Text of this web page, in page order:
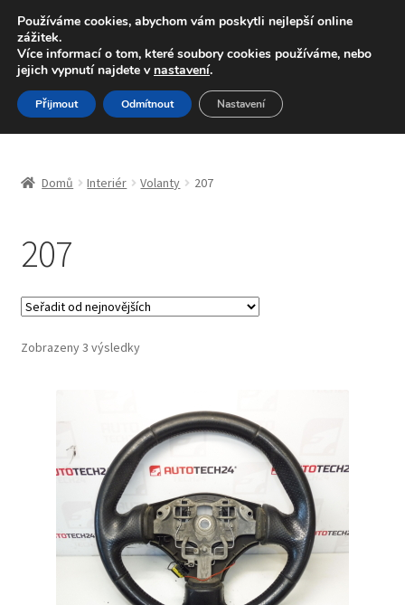
DOPRAVA od 139,-Kč
Volejte po-pá 9-16 704 494 494
Přeskočit
na
navigaci
Přejít
k
obsahu
Celosvětová doprava
Doprava
Kontakt
Obchodní podmínky
Ochrana osobních údajů
Domů Interiér Volanty 207
207
Zobrazeny 3 výsledkySeřazeno
Používáme cookies, abychom vám poskytli nejlepší online
zážitek.
Více informací o tom, které soubory cookies používáme, nebo
jejich vypnutí najdete v nastavení.
Přijmout Odmítnout Nastavení